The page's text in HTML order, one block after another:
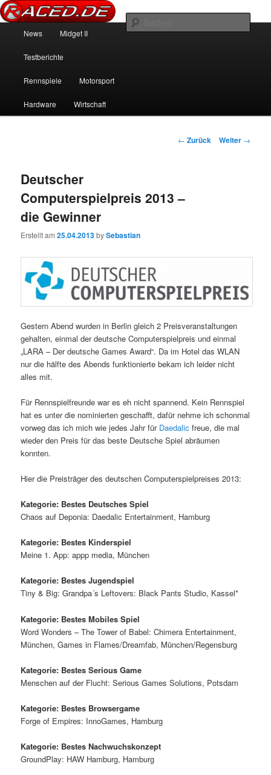
Raced.de
News über Rennspiele und der echten Autowelt
Zum Inhalt wechseln
Zum sekundären Inhalt wechseln
News Midget II
Testberichte
Rennspiele Motorsport
Hardware Wirtschaft
Beitrags-Navigation
← Zurück Weiter →
Deutscher
Computerspielpreis 2013 –
die Gewinner
Erstellt am25.04.2013bySebastian
Gestern Abend wurden in Berlin gleich 2 Preisveranstaltungen
gehalten, einmal der deutsche Computerspielpreis und einmal
„LARA – Der deutsche Games Award“. Da im Hotel das WLAN
nur die hälfte des Abends funktionierte bekam ich leider nicht
alles mit.
Für Rennspielfreunde war es eh nicht spannend. Kein Rennspiel
hat es unter die nominierten geschafft, dafür nehme ich schonmal
vorweg das ich mich wie jedes Jahr für Daedalic freue, die mal
wieder den Preis für das beste Deutsche Spiel abräumen
konnten.
Hier die Preisträger des deutschen Computerspielpreises 2013:
Kategorie: Bestes Deutsches Spiel
Chaos auf Deponia: Daedalic Entertainment, Hamburg
Kategorie: Bestes Kinderspiel
Meine 1. App: appp media, München
Kategorie: Bestes Jugendspiel
Tiny & Big: Grandpa´s Leftovers: Black Pants Studio, Kassel*
Kategorie: Bestes Mobiles Spiel
Word Wonders – The Tower of Babel: Chimera Entertainment,
München, Games in Flames/Dreamfab, München/Regensburg
Kategorie: Bestes Serious Game
Menschen auf der Flucht: Serious Games Solutions, Potsdam
Kategorie: Bestes Browsergame
Forge of Empires: InnoGames, Hamburg
Kategorie: Bestes Nachwuchskonzept
GroundPlay: HAW Hamburg, Hamburg